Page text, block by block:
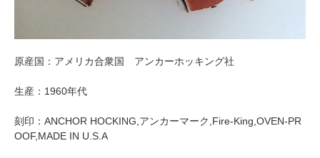
原産国：アメリカ合衆国 アンカーホッキング社
生産：1960年代
刻印：ANCHOR HOCKING,アンカーマーク,Fire-King,OVEN-PR
OOF,MADE IN U.S.A